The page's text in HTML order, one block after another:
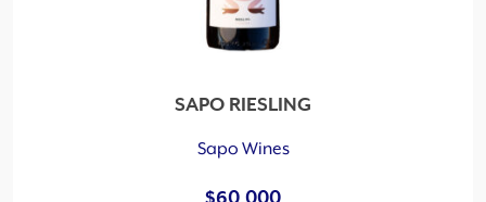
SAPO RIESLING
Sapo Wines